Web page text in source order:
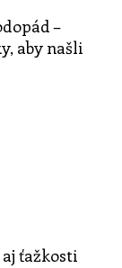
–
aby našli
ťažkosti